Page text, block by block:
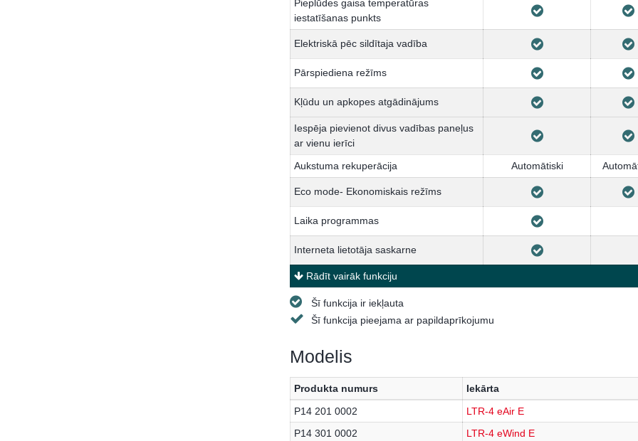
Pieplūdes gaisa temperatūras
iestatīšanas punkts
Elektriskā pēc sildītaja vadība
Pārspiediena režīms
Kļūdu un apkopes atgādinājums
Iespēja pievienot divus vadības paneļus
ar vienu ierīci
Aukstuma rekuperācija
Automātiski
Eco mode- Ekonomiskais režīms
Laika programmas
Interneta lietotāja saskarne
Rādīt vairāk funkciju
Šī funkcija ir iekļauta
Šī funkcija pieejama ar papildaprīkojumu
Modelis
Produkta numurs
Iekārta
P14 201 0002
LTR-4 eAir E
P14 301 0002
LTR-4 eWind E